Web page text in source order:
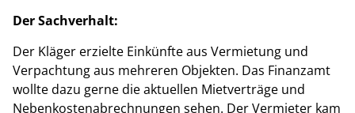
Der Sachverhalt:
Der Kläger erzielte Einkünfte aus Vermietung und
Verpachtung aus mehreren Objekten. Das Finanzamt
wollte dazu gerne die aktuellen Mietverträge und
Nebenkostenabrechnungen sehen. Der Vermieter kam